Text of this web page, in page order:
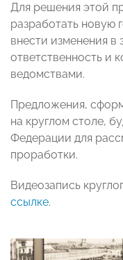
Для решения этой
разработать новую
внести изменения
ответственность и
ведомствами.
Предложения,
на круглом столе,
Федерации для
проработки.
Видеозапись
ссылке.